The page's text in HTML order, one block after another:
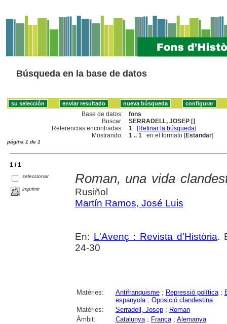
Búsqueda en la base de datos
Base de datos:
fons
Buscar:
SERRADELL, JOSEP []
Referencias encontradas:
1 [Refinar la búsqueda]
Mostrando:
1 .. 1 en el formato [Estandar]
página 1 de 1
1 / 1
seleccionar
imprimir
Roman, una vida
Rusiñol
Martín Ramos, José Luis
En: L'Avenç : Revista d'Història.
24-30
Matèries: Antifranquisme; Repressió política;
espanyola; Oposició clandestina
Matèries:
Serradell, Josep; Roman
Àmbit:
Catalunya; França; Alemanya